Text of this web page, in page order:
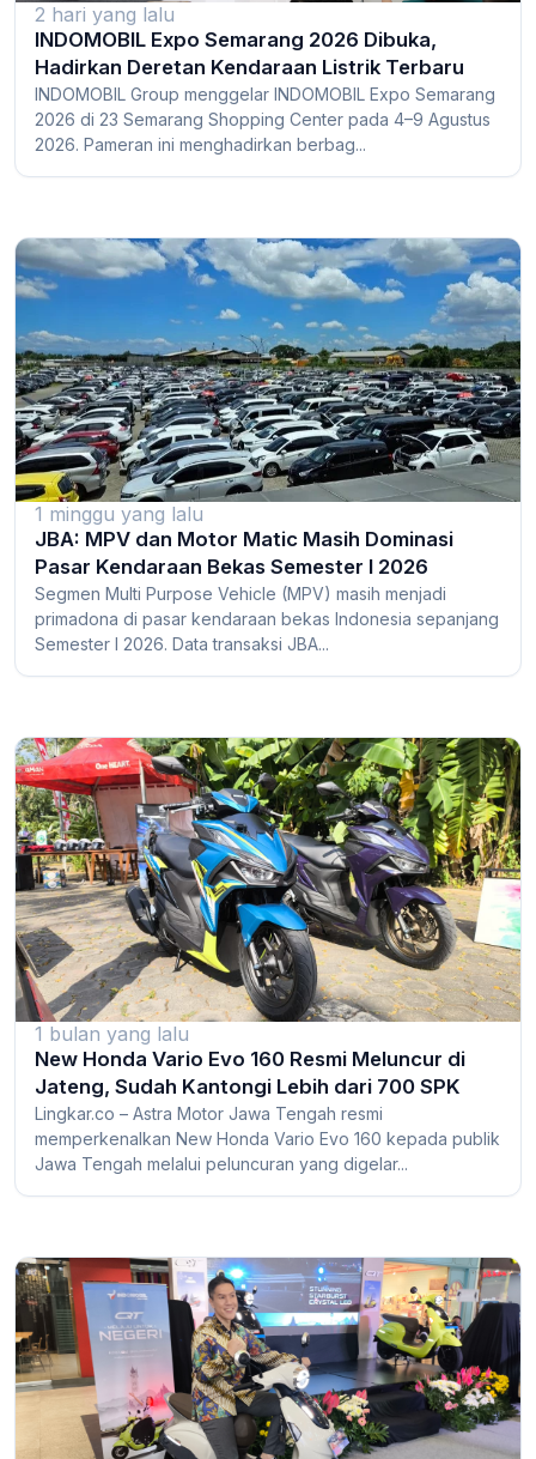
2 hari yang lalu
INDOMOBIL Expo Semarang 2026 Dibuka,
Hadirkan Deretan Kendaraan Listrik Terbaru
INDOMOBIL Group menggelar INDOMOBIL Expo Semarang
2026 di 23 Semarang Shopping Center pada 4–9 Agustus
2026. Pameran ini menghadirkan berbag...
1 minggu yang lalu
JBA: MPV dan Motor Matic Masih Dominasi
Pasar Kendaraan Bekas Semester I 2026
Segmen Multi Purpose Vehicle (MPV) masih menjadi
primadona di pasar kendaraan bekas Indonesia sepanjang
Semester I 2026. Data transaksi JBA...
1 bulan yang lalu
New Honda Vario Evo 160 Resmi Meluncur di
Jateng, Sudah Kantongi Lebih dari 700 SPK
Lingkar.co – Astra Motor Jawa Tengah resmi
memperkenalkan New Honda Vario Evo 160 kepada publik
Jawa Tengah melalui peluncuran yang digelar...